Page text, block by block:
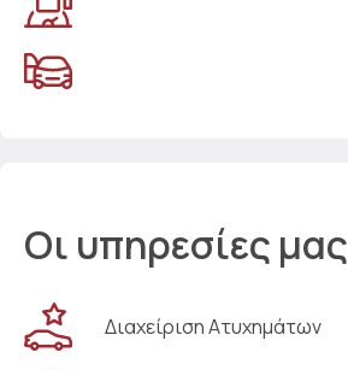
Οι υπηρεσίες μας
Διαχείριση Ατυχημάτων